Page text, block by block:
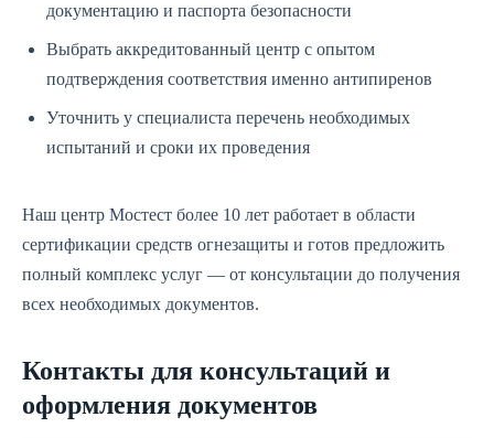
документацию и паспорта безопасности
Выбрать аккредитованный центр с опытом
подтверждения соответствия именно антипиренов
Уточнить у специалиста перечень необходимых
испытаний и сроки их проведения
Наш центр Мостест более 10 лет работает в области
сертификации средств огнезащиты и готов предложить
полный комплекс услуг — от консультации до получения
всех необходимых документов.
Контакты для консультаций и
оформления документов